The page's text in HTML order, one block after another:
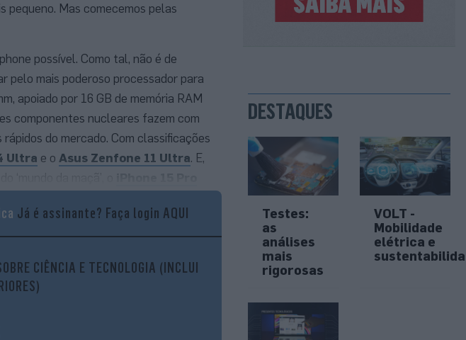
pequeno. Mas comecemos pelas
possível. Como tal, não é de
pelo mais poderoso processador para
apoiado por 16 GB de memória RAM
componentes nucleares fazem com
do mercado. Com classificações
Ultra e o Asus Zenfone 11 Ultra. E,
Já é assinante? Faça login AQUI
CIÊNCIA E TECNOLOGIA (INCLUI
DESTAQUES
Testes:
as
análises
mais
rigorosas
VOLT -
Mobilidade
elétrica e